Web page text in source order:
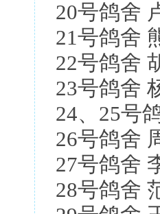
20号鸽舍
21号鸽舍
22号鸽舍
23号鸽舍
24、25号
26号鸽舍
27号鸽舍
28号鸽舍